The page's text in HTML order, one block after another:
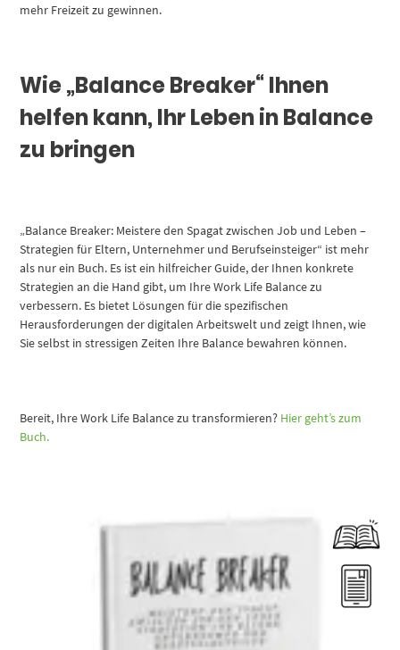
mehr Freizeit zu gewinnen.
Wie „Balance Breaker“ Ihnen
helfen kann, Ihr Leben in Balance
zu bringen
„Balance Breaker: Meistere den Spagat zwischen Job und Leben –
Strategien für Eltern, Unternehmer und Berufseinsteiger“ ist mehr
als nur ein Buch. Es ist ein hilfreicher Guide, der Ihnen konkrete
Strategien an die Hand gibt, um Ihre Work Life Balance zu
verbessern. Es bietet Lösungen für die spezifischen
Herausforderungen der digitalen Arbeitswelt und zeigt Ihnen, wie
Sie selbst in stressigen Zeiten Ihre Balance bewahren können.
Bereit, Ihre Work Life Balance zu transformieren? Hier geht’s zum
Buch.